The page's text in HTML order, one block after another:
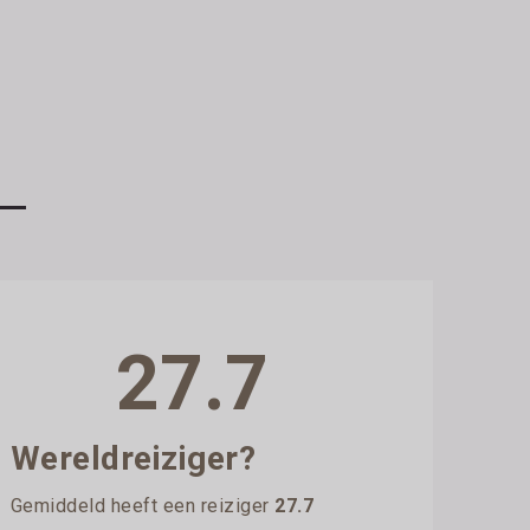
27.7
Wereldreiziger?
Gemiddeld heeft een reiziger 27.7